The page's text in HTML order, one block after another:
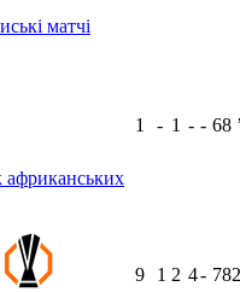
матчі
африканських
1 - 1 - - 68
9 1 2 4-